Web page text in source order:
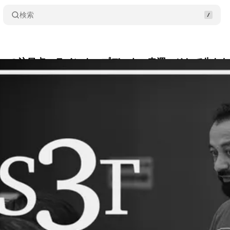
検索
の注目点：ラインナップデータ、幸運、そして失わ
•2026/03/14